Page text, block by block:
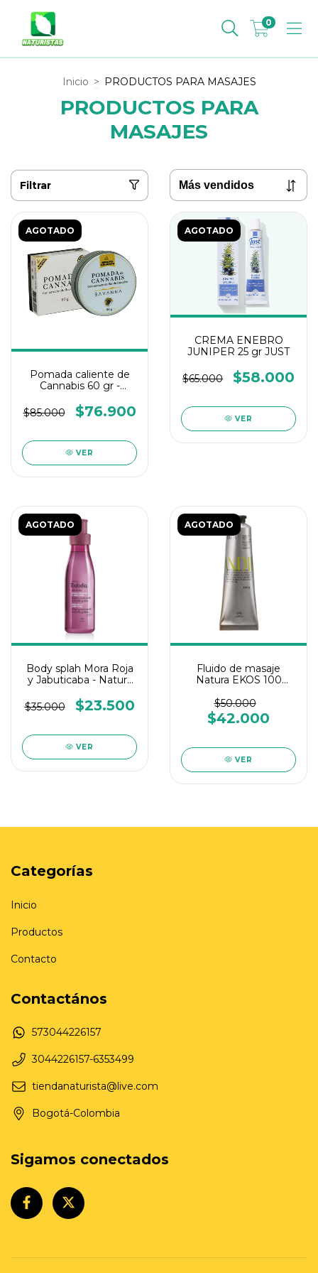
0
Inicio > PRODUCTOS PARA MASAJES
PRODUCTOS PARA
MASAJES
Filtrar
AGOTADO
Pomada caliente de
Cannabis 60 gr -
$85.000
$76.900
VER
AGOTADO
CREMA ENEBRO
JUNIPER 25 gr JUST
$65.000 $58.000
VER
AGOTADO
Body splah Mora Roja
y Jabuticaba - Natura
$35.000
$23.500
VER
AGOTADO
Fluido de masaje
Natura EKOS 100
$50.000
$42.000
VER
Categorías
Inicio
Productos
Contacto
Contactános
573044226157
3044226157-6353499
tiendanaturista@live.com
Bogotá-Colombia
Sigamos conectados